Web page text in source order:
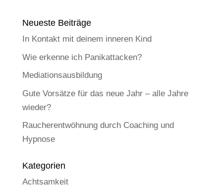
Neueste Beiträge
In Kontakt mit deinem inneren Kind
Wie erkenne ich Panikattacken?
Mediationsausbildung
Gute Vorsätze für das neue Jahr – alle Jahre
wieder?
Raucherentwöhnung durch Coaching und
Hypnose
Kategorien
Achtsamkeit